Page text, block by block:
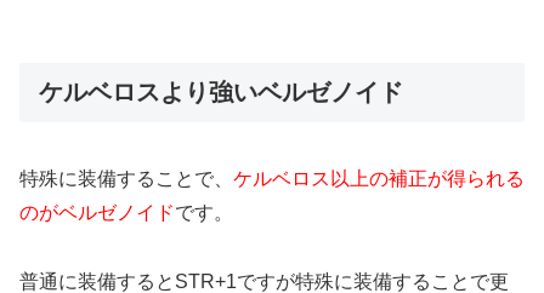
ケルベロスより強いベルゼノイド
特殊に装備することで、 ケルベロス以上の補正が得られる
のがベルゼノイドです。
普通に装備するとSTR+1ですが特殊に装備することで更